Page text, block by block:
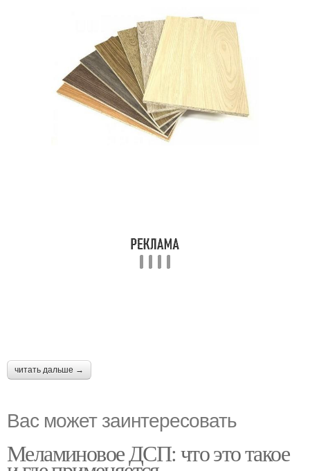
читать дальше →
Вас может заинтересовать
Меламиновое ДСП: что это такое